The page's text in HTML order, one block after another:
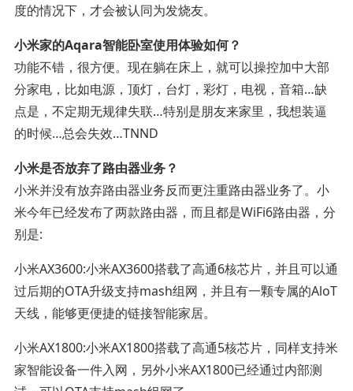
度的情况下，才会被认同为发烧友。
小米家的Aqara智能卧室使用体验如何？
功能不错，很方便。现在躺在床上，就可以操控加中大部
分家电，比如电源，顶灯，台灯，彩灯，电视，音箱…缺
点是，不定期无规律失联…特别是朋友来家里，我想装逼
的时候…总会失效…TNND
小米是否放弃了路由器业务？
小米并没有放弃路由器业务反而更注重路由器业务了。小
米今年已经发布了两款路由器，而且都是WiFi6路由器，分
别是:
小米AX3600:小米AX3600搭载了高通6核芯片，并且可以通
过后期的OTA升级支持mash组网，并且有一颗专属的AloT
天线，能够更便捷的链接智能家居。
小米AX1800:小米AX1800搭载了高通5核芯片，同样支持米
家智能设备一件入网，另外小米AX1800已经通过内部测